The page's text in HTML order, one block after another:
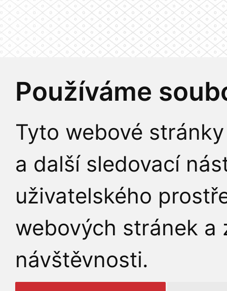
Používáme
Tyto webové
a další sledovací
uživatelského
webových stránek a
návštěvnosti.